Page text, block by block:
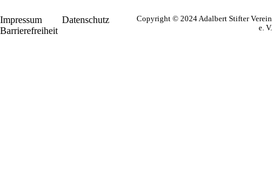
Impressum
Datenschutz
Barrierefreiheit
Copyright © 2024 Adalbert Stifter Verein
e. V.